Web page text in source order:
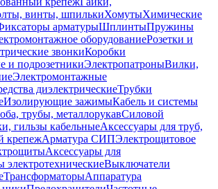
винты, шпилькиХомутыХимические
арматурыШплинтыПружины
оборудованиеРозетки и
звонкиКоробки
и подрозетникиЭлектропатроныВилки,
Электромонтажные
диэлектрическиеТрубки
Изолирующие зажимыКабель и системы
трубы, металлорукавСиловой
гильзы кабельныеАксессуары для труб,
крепежАрматура СИПЭлектрощитовое
Аксессуары для
Выключатели
ТрансформаторыАппаратура